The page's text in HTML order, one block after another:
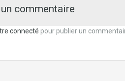
commentaire
connecté pour publier un